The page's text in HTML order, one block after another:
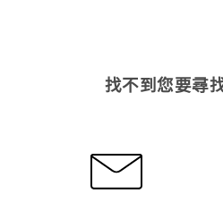
找不到您要尋